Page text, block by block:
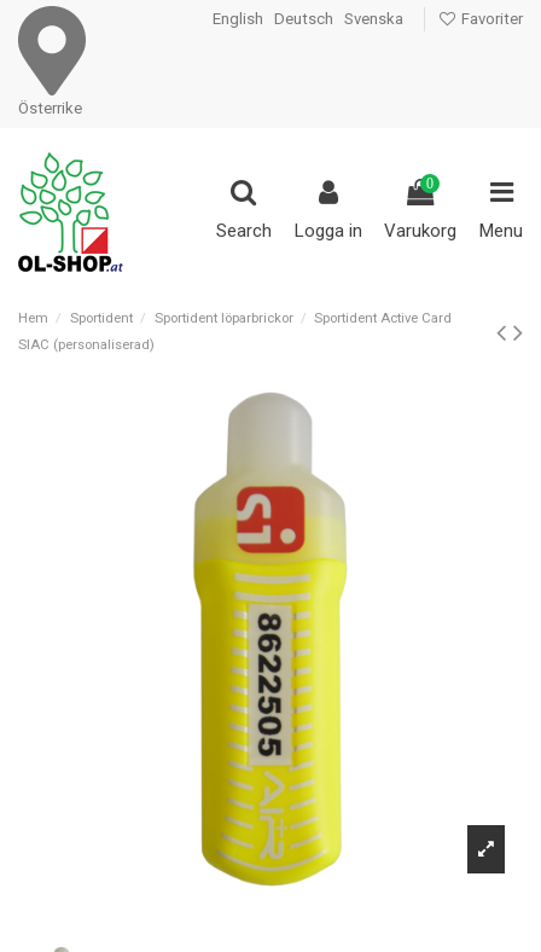
Österrike
English Deutsch Svenska Favoriter
Search Logga in
0
Varukorg Menu
Hem Sportident Sportident löparbrickor
Sportident Active Card
SIAC (personaliserad)